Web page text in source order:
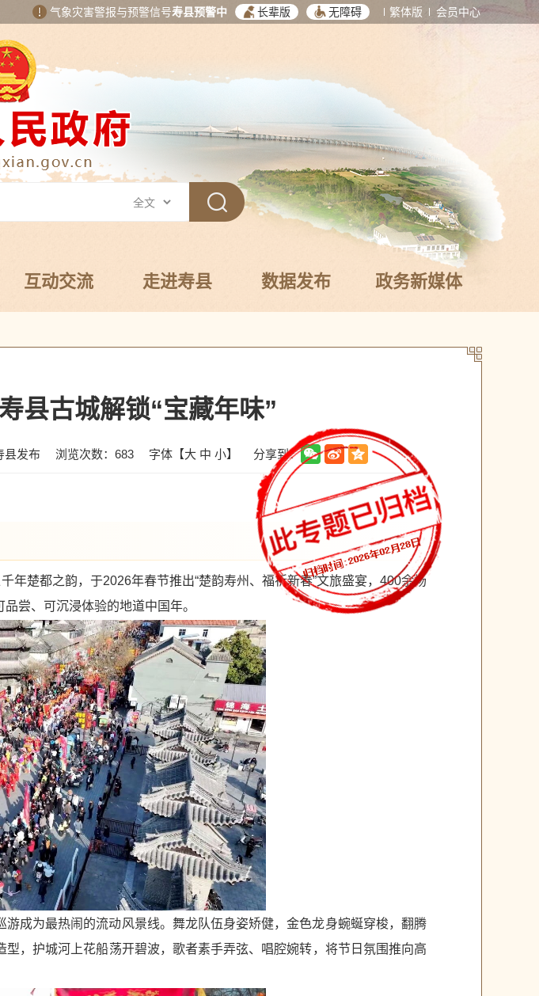
气象灾害警报与预警信号寿县预警中 长辈版 无障碍 繁体版 会员中心
互动交流 走进寿县 数据发布 政务新媒体
古城解锁“宝藏年味”
县发布 浏览次数： 683 字体【大 中 小】 分享到：
年楚都之韵，于2026年春节推出“楚韵寿州、福祈新春”文旅盛宴，400余场
尝、可沉浸体验的地道中国年。
成为最热闹的流动风景线。舞龙队伍身姿矫健，金色龙身蜿蜒穿梭，翻腾
，护城河上花船荡开碧波，歌者素手弄弦、唱腔婉转，将节日氛围推向高